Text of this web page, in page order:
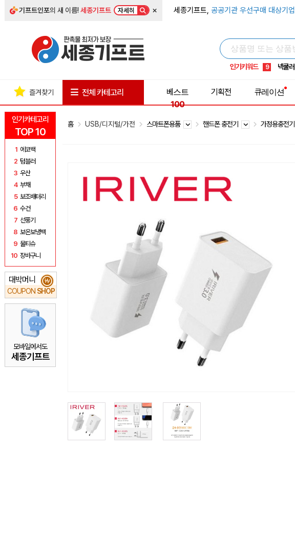
기프트인포의 새 이름!세종기프트 자세히 × 세종기프트, 공공기관 우선구매 대상기업
인기키워드
5 키캡
8 쿨토시
9 넥쿨러
1 선풍기
인기카테고리
TOP 10
1 에코백
2 텀블러
3 우산
4 부채
5 보조배터리
6 수건
7 선풍기
8 보온보냉백
9 물티슈
10 장바구니
대박머니
COUPON SHOP
₩
모바일에서도
세종기프트
즐겨찾기 전체 카테고리
베스트
100
기획전 큐레이션
홈 USB/디지털/가전 스마트폰용품 핸드폰 충전기 가정용충전기